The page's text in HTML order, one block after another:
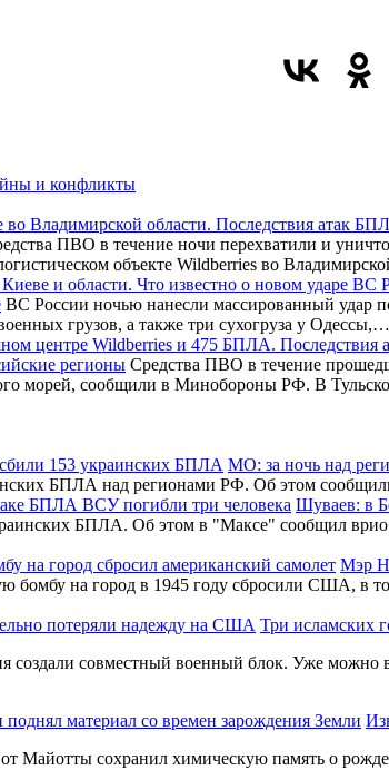
и конфликты
ПВО в течение ночи перехватили и
объекте Wildberries во
ВС России ночью нанесли массированный удар
грузов, а также три сухогруза у Одессы,…
регионы Средства ПВО в течение
морей, сообщили в Минобороны РФ. В
МО: за ночь над
БПЛА над регионами РФ. Об этом
Шуваев: в
БПЛА. Об этом в "Максе" сообщил
Мэр
бомбу на город в 1945 году сбросили США, в
Три исламских
создали совместный военный блок. Уже можно
Майотты сохранил химическую память о